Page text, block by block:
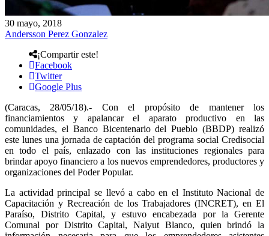
30 mayo, 2018
Andersson Perez Gonzalez
¡Compartir este!
Facebook
Twitter
Google Plus
(Caracas, 28/05/18).- Con el propósito de mantener los
financiamientos y apalancar el aparato productivo en las
comunidades, el Banco Bicentenario del Pueblo (BBDP) realizó
este lunes una jornada de captación del programa social Credisocial
en todo el país, enlazado con las instituciones regionales para
brindar apoyo financiero a los nuevos emprendedores, productores y
organizaciones del Poder Popular.
La actividad principal se llevó a cabo en el Instituto Nacional de
Capacitación y Recreación de los Trabajadores (INCRET), en El
Paraíso, Distrito Capital, y estuvo encabezada por la Gerente
Comunal por Distrito Capital, Naiyut Blanco, quien brindó la